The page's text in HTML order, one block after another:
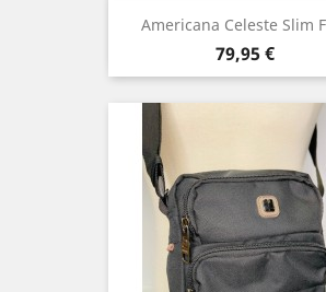
Americana Celeste Slim
Precio
79,95 €